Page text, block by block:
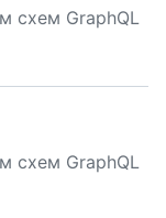
схем GraphQL
схем GraphQL